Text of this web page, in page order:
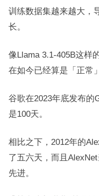
训练数据集越来越大，
长。
像Llama 3.1-405B这样
在如今已经算是「正常
谷歌在2023年底发布的
是100天。
相比之下，2012年的
了五六天，而且
先进。